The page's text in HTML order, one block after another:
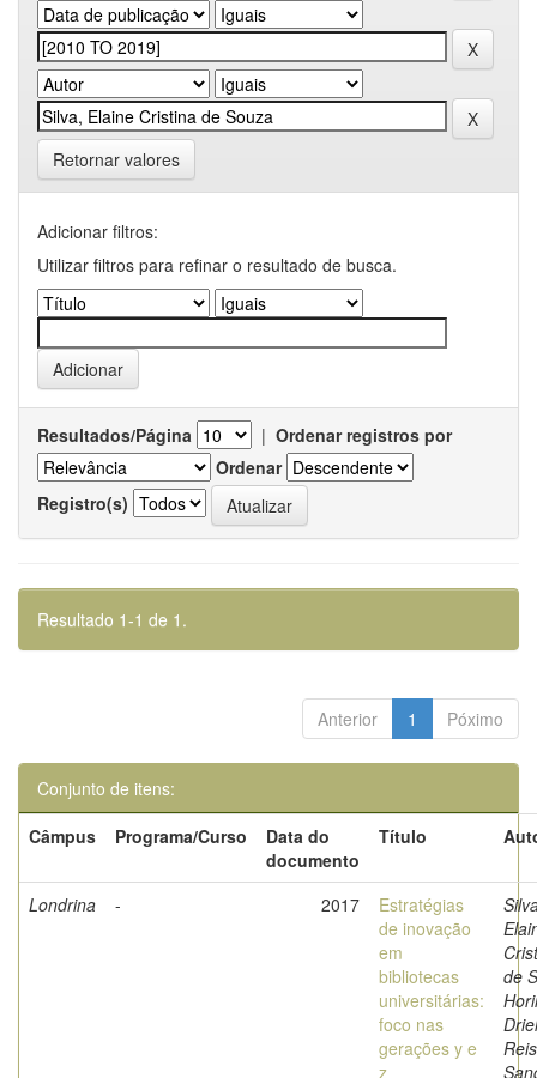
Retornar valores
Adicionar filtros:
Utilizar filtros para refinar o resultado de busca.
Resultados/Página | Ordenar registros por
Ordenar
Registro(s)
Resultado 1-1 de 1.
Anterior 1 Póximo
Conjunto de itens:
Câmpus
Programa/Curso
Data do
documento
Título
Londrina - 2017
Estratégias
de inovação
em
bibliotecas
universitárias:
foco nas
gerações y e
z
de